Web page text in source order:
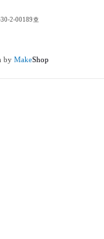
2-00189호
by MakeShop